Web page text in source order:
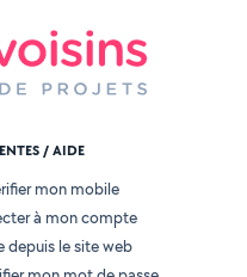
/ AIDE
mon mobile
à mon compte
depuis le site web